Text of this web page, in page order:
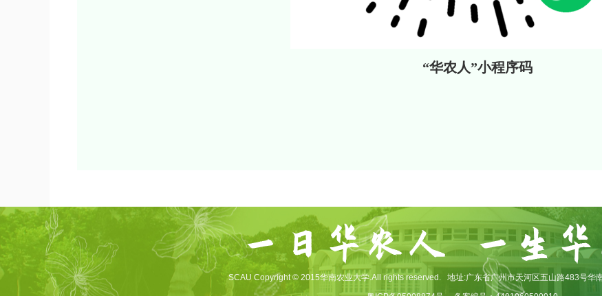
“华农人”小程序码
SCAU Copyright © 2015华南农业大学.All rights reserved.
地址:广东省广州市天河区五山路483号华